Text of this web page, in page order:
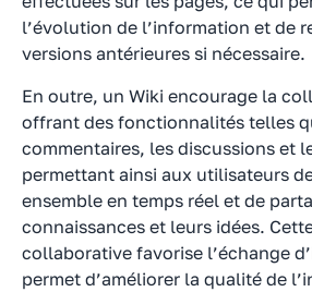
l’évolution de l’information et de
versions antérieures si nécessaire.
En outre, un Wiki encourage la
offrant des fonctionnalités telles
commentaires, les discussions et
permettant ainsi aux utilisateurs
ensemble en temps réel et de
connaissances et leurs idées.
collaborative favorise l’échange
permet d’améliorer la qualité de